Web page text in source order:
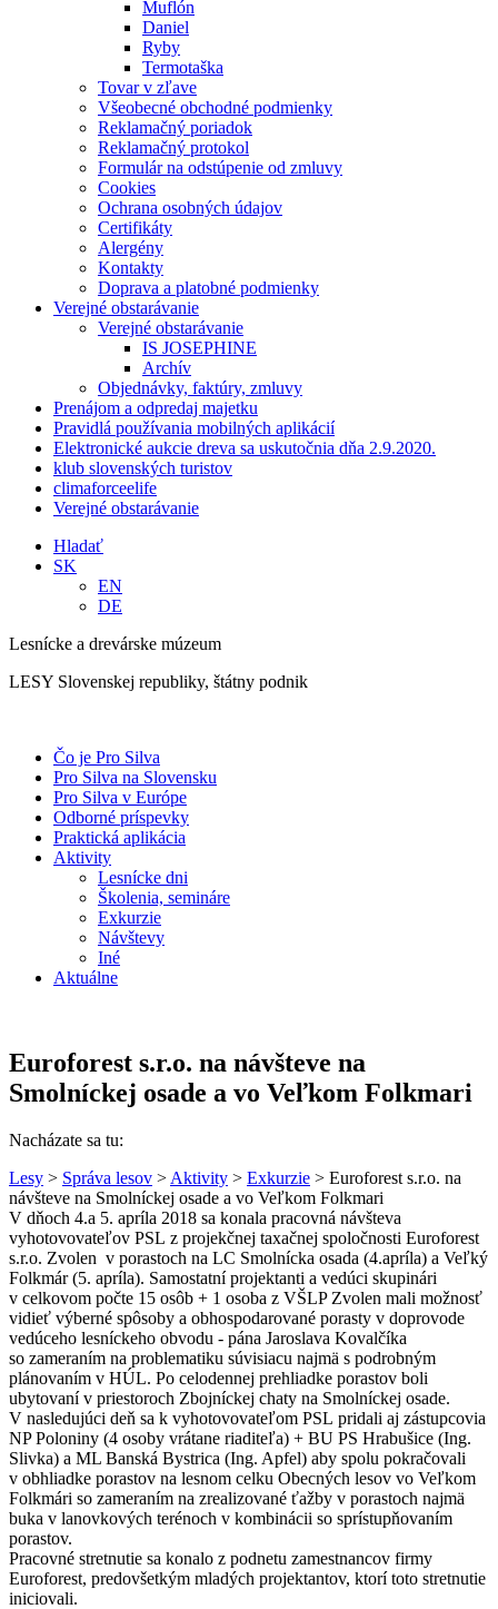
Muflón
Daniel
Ryby
Termotaška
Tovar v zľave
Všeobecné obchodné podmienky
Reklamačný poriadok
Reklamačný protokol
Formulár na odstúpenie od zmluvy
Cookies
Ochrana osobných údajov
Certifikáty
Alergény
Kontakty
Doprava a platobné podmienky
Verejné obstarávanie
Verejné obstarávanie
IS JOSEPHINE
Archív
Objednávky, faktúry, zmluvy
Prenájom a odpredaj majetku
Pravidlá používania mobilných aplikácií
Elektronické aukcie dreva sa uskutočnia dňa 2.9.2020.
klub slovenských turistov
climaforceelife
Verejné obstarávanie
Hladať
SK
EN
DE
Lesnícke a drevárske múzeum
LESY Slovenskej republiky, štátny podnik
Čo je Pro Silva
Pro Silva na Slovensku
Pro Silva v Európe
Odborné príspevky
Praktická aplikácia
Aktivity
Lesnícke dni
Školenia, semináre
Exkurzie
Návštevy
Iné
Aktuálne
Euroforest s.r.o. na návšteve na
Smolníckej osade a vo Veľkom Folkmari
Nacházate sa tu:
Lesy > Správa lesov > Aktivity > Exkurzie > Euroforest s.r.o. na
návšteve na Smolníckej osade a vo Veľkom Folkmari
V dňoch 4.a 5. apríla 2018 sa konala pracovná návšteva
vyhotovovateľov PSL z projekčnej taxačnej spoločnosti Euroforest
s.r.o. Zvolen v porastoch na LC Smolnícka osada (4.apríla) a Veľký
Folkmár (5. apríla). Samostatní projektanti a vedúci skupinári
v celkovom počte 15 osôb + 1 osoba z VŠLP Zvolen mali možnosť
vidieť výberné spôsoby a obhospodarované porasty v doprovode
vedúceho lesníckeho obvodu - pána Jaroslava Kovalčíka
so zameraním na problematiku súvisiacu najmä s podrobným
plánovaním v HÚL. Po celodennej prehliadke porastov boli
ubytovaní v priestoroch Zbojníckej chaty na Smolníckej osade.
V nasledujúci deň sa k vyhotovovateľom PSL pridali aj zástupcovia
NP Poloniny (4 osoby vrátane riaditeľa) + BU PS Hrabušice (Ing.
Slivka) a ML Banská Bystrica (Ing. Apfel) aby spolu pokračovali
v obhliadke porastov na lesnom celku Obecných lesov vo Veľkom
Folkmári so zameraním na zrealizované ťažby v porastoch najmä
buka v lanovkových terénoch v kombinácii so sprístupňovaním
porastov.
Pracovné stretnutie sa konalo z podnetu zamestnancov firmy
Euroforest, predovšetkým mladých projektantov, ktorí toto stretnutie
iniciovali.